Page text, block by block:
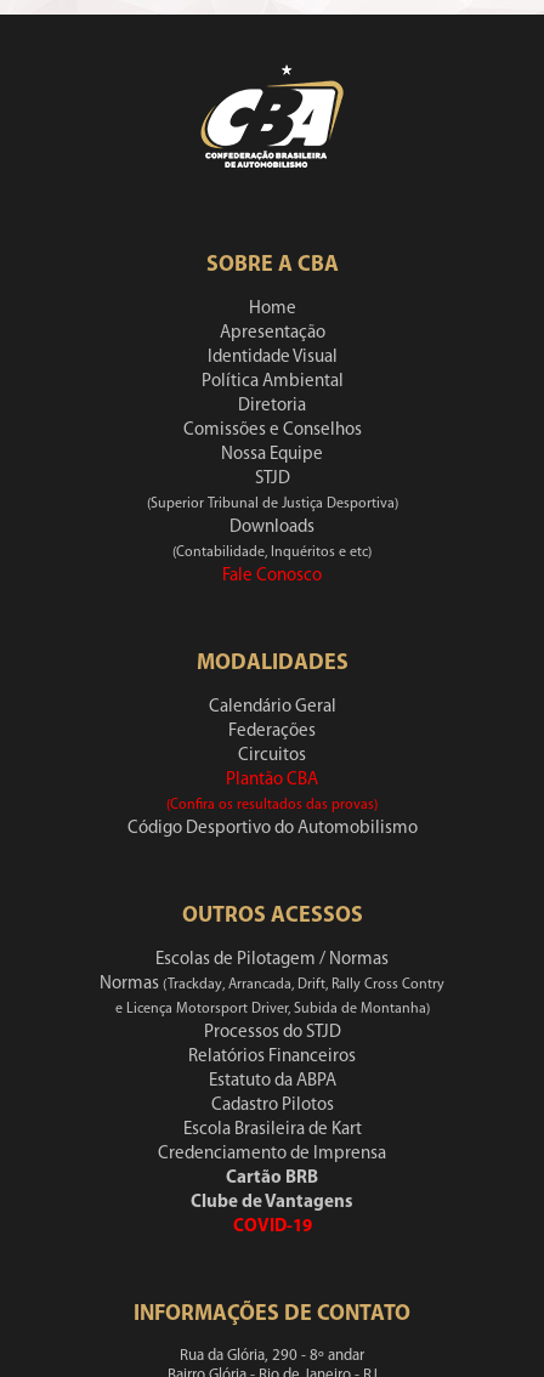
SOBRE A CBA
Home
Apresentação
Identidade Visual
Política Ambiental
Diretoria
Comissões e Conselhos
Nossa Equipe
STJD
(Superior Tribunal de Justiça Desportiva)
Downloads
(Contabilidade, Inquéritos e etc)
Fale Conosco
MODALIDADES
Calendário Geral
Federações
Circuitos
Plantão CBA
(Confira os resultados das provas)
Código Desportivo do Automobilismo
OUTROS ACESSOS
Escolas de Pilotagem / Normas
Normas (Trackday, Arrancada, Drift, Rally Cross Contry
e Licença Motorsport Driver, Subida de Montanha)
Processos do STJD
Relatórios Financeiros
Estatuto da ABPA
Cadastro Pilotos
Escola Brasileira de Kart
Credenciamento de Imprensa
Cartão BRB
Clube de Vantagens
COVID-19
INFORMAÇÕES DE CONTATO
Rua da Glória, 290 - 8º andar